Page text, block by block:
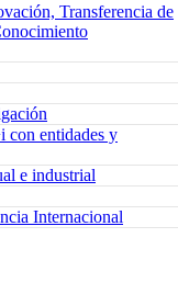
Transferencia de
con entidades y
e industrial
Internacional